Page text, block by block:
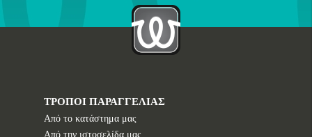
ΤΡΟΠΟΙ ΠΑΡΑΓΓΕΛΙΑΣ
Από το κατάστημα μας
Από την ιστοσελίδα μας